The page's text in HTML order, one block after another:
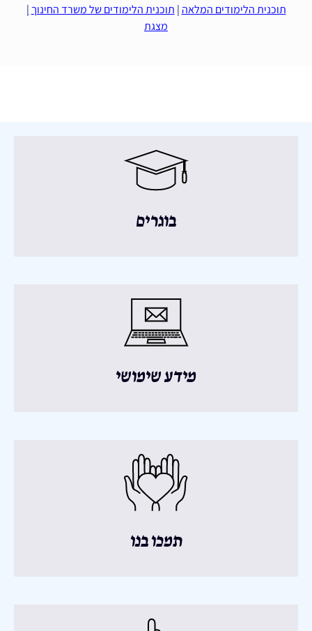
תוכנית הלימודים המלאה | תוכנית הלימודים של משרד החינוך|
מצגת
בוגרים
מידע שימושי
תמכו בנו